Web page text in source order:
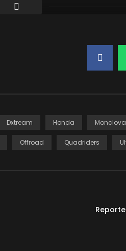
Dxtream Honda Monclova
Offroad Quadriders